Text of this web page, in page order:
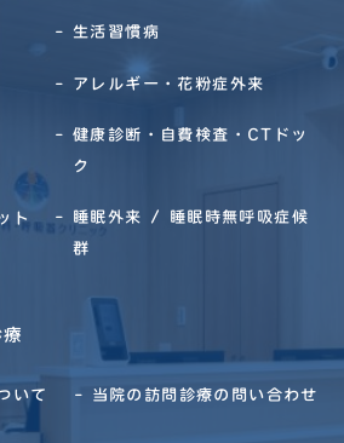
生活習慣病
アレルギー・花粉症外来
健康診断・自費検査・CTドッ
ク
ト
睡眠外来 / 睡眠時無呼吸症候
群
いて 当院の訪問診療の問い合わせ